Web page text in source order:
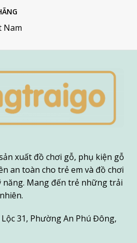
Nam
xuất đồ chơi gỗ, phụ kiện gỗ
an toàn cho trẻ em và đồ chơi
năng. Mang đến trẻ những trải
31, Phường An Phú Đông,